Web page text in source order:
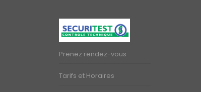
Prenez rendez-vous
Tarifs et Horaires